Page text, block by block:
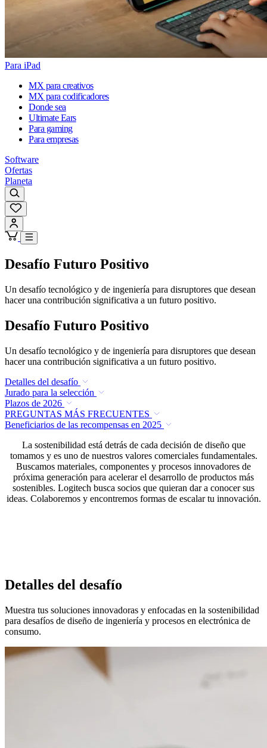
Para iPad
MX para creativos
MX para codificadores
Donde sea
Ultimate Ears
Para gaming
Para empresas
Software
Ofertas
Planeta
Desafío Futuro Positivo
Un desafío tecnológico y de ingeniería para disruptores que desean
hacer una contribución significativa a un futuro positivo.
Desafío Futuro Positivo
Un desafío tecnológico y de ingeniería para disruptores que desean
hacer una contribución significativa a un futuro positivo.
Detalles del desafío
Jurado para la selección
Plazos de 2026
PREGUNTAS MÁS FRECUENTES
Beneficiarios de las recompensas en 2025
La sostenibilidad está detrás de cada decisión de diseño que
tomamos y es uno de nuestros valores comerciales fundamentales.
Buscamos materiales, componentes y procesos innovadores de
próxima generación para acelerar el desarrollo de productos más
sostenibles. Logitech busca socios que quieran dar a conocer sus
ideas. Colaboremos y encontremos formas de escalar tu innovación.
Detalles del desafío
Muestra tus soluciones innovadoras y enfocadas en la sostenibilidad
para desafíos de diseño de ingeniería y procesos en electrónica de
consumo.